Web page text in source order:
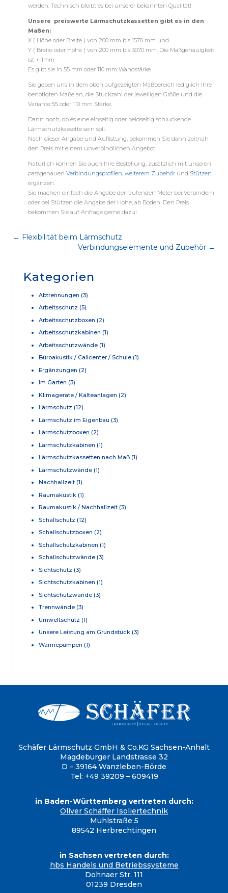
werden. Technisch bleibt es bei unserer bekannten Qualität!
Unsere preiswerte Lärmschutzkassetten gibt es in den
Maßen:
X ( Höhe oder Breite ) von 200 mm bis 1570 mm und
Y ( Breite oder Höhe ) von 200 mm bis 3070 mm. Die Maßgenauigkeit
ist +-1mm
Es gibt sie in 55 mm oder 110 mm Wandstärke.
Sie geben uns in dem oben aufgezeigten Maßbereich lediglich Ihre
benötigten Maße an, die Stückzahl der jeweiligen Größe und die
Variante 55 oder 110 mm Stärke.
Dann noch, ob es eine einseitig oder beidseitig schluckende
Lärmschutzkassette sein soll.
Nach dieser Angabe und Auflistung, bekommen Sie dann zeitnah
den Preis mit einem unverbindlichen Angebot.
Natürlich können Sie auch Ihre Bestellung, zusätzlich mit unseren
passgenauen Verbindungsprofilen, weiterem Zubehör und Stützen
ergänzen.
Sie machen einfach die Angabe der laufenden Meter bei Verbindern
oder bei Stützen die Angabe der Höhe, ab Boden. Den Preis
bekommen Sie auf Anfrage gerne dazu!
← Flexibilität beim Lärmschutz
Verbindungselemente und Zubehör →
Kategorien
Abtrennungen (3)
Arbeitsschutz (5)
Arbeitsschutzboxen (2)
Arbeitsschutzkabinen (1)
Arbeitsschutzwände(1)
Büroakustik / Callcenter / Schule(1)
Ergänzungen (2)
Im Garten (3)
Klimageräte / Kälteanlagen (2)
Lärmschutz (12)
Lärmschutz im Eigenbau (3)
Lärmschutzboxen (2)
Lärmschutzkabinen (1)
Lärmschutzkassetten nach Maß(1)
Lärmschutzwände(1)
Nachhallzeit(1)
Raumakustik (1)
Raumakustik / Nachhallzeit(3)
Schallschutz (12)
Schallschutzboxen (2)
Schallschutzkabinen (1)
Schallschutzwände(3)
Sichtschutz (3)
Sichtschutzkabinen (1)
Sichtschutzwände(3)
Trennwände(3)
Umweltschutz (1)
Unsere Leistung am Grundstück(3)
Wärmepumpen (1)
Schäfer Lärmschutz GmbH & Co.KG Sachsen-Anhalt
Magdeburger Landstrasse 32
D – 39164 Wanzleben-Börde
Tel: +49 39209 – 609419
in Baden-Württemberg vertreten durch:
Oliver Schäffer Isoliertechnik
Mühlstraße 5
89542 Herbrechtingen
in Sachsen vertreten durch:
hbs Handels und Betriebssysteme
Dohnaer Str. 111
01239 Dresden